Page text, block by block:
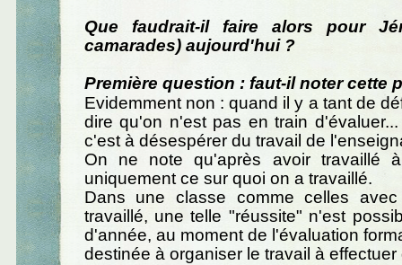
Que faudrait-il faire alors pour
camarades) aujourd'hui ?
Première question : faut-il noter cette
Evidemment non : quand il y a tant de
dire qu'on n'est pas en train
c'est à désespérer du travail de
On ne note qu'après avoir travaillé
uniquement ce sur quoi on a travaillé.
Dans une classe comme celles
travaillé, une telle "réussite" n'est
d'année, au moment de l'évaluation
destinée à organiser le travail à